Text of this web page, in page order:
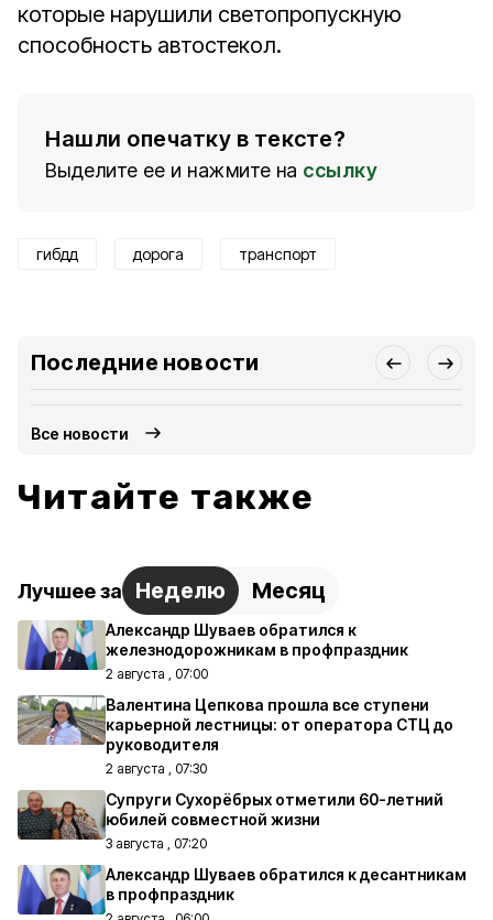
которые нарушили светопропускную
способность автостекол.
Нашли опечатку в тексте?
Выделите ее и нажмите на ссылку
гибдд дорога транспорт
Последние новости
Все новости
Читайте также
Лучшее за Неделю Месяц
Александр Шуваев обратился к
железнодорожникам в профпраздник
2 августа , 07:00
Валентина Цепкова прошла все ступени
карьерной лестницы: от оператора СТЦ до
руководителя
2 августа , 07:30
Супруги Сухорёбрых отметили 60-летний
юбилей совместной жизни
3 августа , 07:20
Александр Шуваев обратился к десантникам
в профпраздник